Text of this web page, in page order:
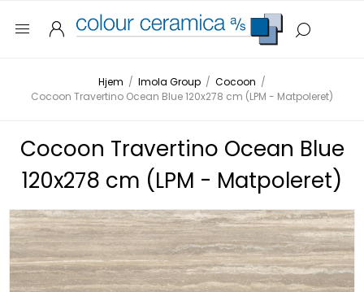
Hjem / Imola Group / Cocoon /
Cocoon Travertino Ocean Blue 120x278 cm (LPM - Matpoleret)
Cocoon Travertino Ocean Blue
120x278 cm (LPM - Matpoleret)